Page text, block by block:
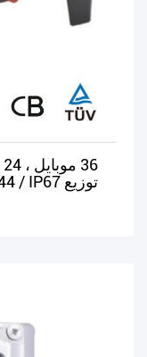
توزيع IP44 / IP67